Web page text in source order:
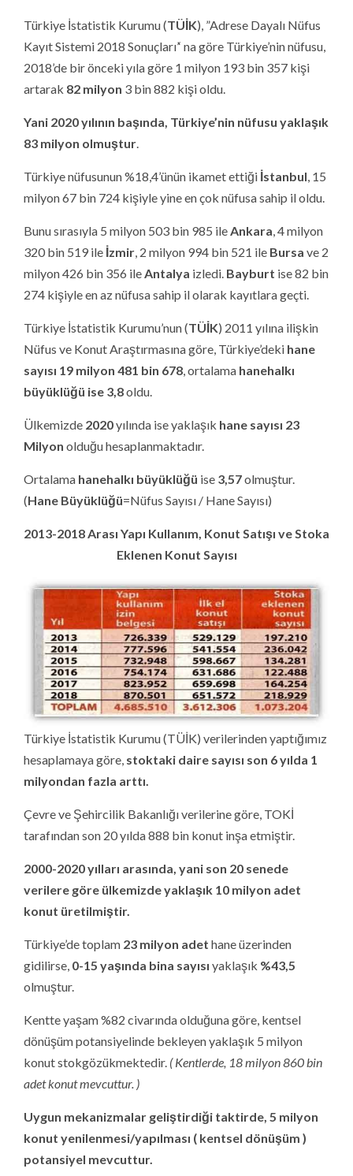
Türkiye İstatistik Kurumu (TÜİK), ”Adrese Dayalı Nüfus
Kayıt Sistemi 2018 Sonuçları’‘ na göre Türkiye’nin nüfusu,
2018’de bir önceki yıla göre 1 milyon 193 bin 357 kişi
artarak 82 milyon 3 bin 882 kişi oldu.
Yani 2020 yılının başında, Türkiye’nin nüfusu yaklaşık
83 milyon olmuştur.
Türkiye nüfusunun %18,4’ünün ikamet ettiği İstanbul, 15
milyon 67 bin 724 kişiyle yine en çok nüfusa sahip il oldu.
Bunu sırasıyla 5 milyon 503 bin 985 ileAnkara, 4 milyon
320 bin 519 ile İzmir, 2 milyon 994 bin 521 ile Bursa ve 2
milyon 426 bin 356 ileAntalya izledi. Bayburt ise 82 bin
274 kişiyle en az nüfusa sahip il olarak kayıtlara geçti.
Türkiye İstatistik Kurumu’nun (TÜİK) 2011 yılına ilişkin
Nüfus ve Konut Araştırmasına göre, Türkiye’deki hane
sayısı 19 milyon 481 bin 678, ortalama hanehalkı
büyüklüğü ise 3,8oldu.
Ülkemizde 2020yılında ise yaklaşık hane sayısı 23
Milyon olduğu hesaplanmaktadır.
Ortalama hanehalkı büyüklüğü ise 3,57olmuştur.
(Hane Büyüklüğü=Nüfus Sayısı / Hane Sayısı)
2013-2018 Arası Yapı Kullanım, Konut Satışı ve Stoka
Eklenen Konut Sayısı
Türkiye İstatistik Kurumu (TÜİK) verilerinden yaptığımız
hesaplamaya göre, stoktaki daire sayısı son 6 yılda 1
milyondan fazla arttı.
Çevre ve Şehircilik Bakanlığı verilerine göre, TOKİ
tarafından son 20 yılda 888 bin konut inşa etmiştir.
2000-2020 yılları arasında, yani son 20 senede
verilere göre ülkemizde yaklaşık 10 milyon adet
konut üretilmiştir.
Türkiye’de toplam 23 milyon adet hane üzerinden
gidilirse, 0-15 yaşında bina sayısı yaklaşık %43,5
olmuştur.
Kentte yaşam %82 civarında olduğuna göre, kentsel
dönüşüm potansiyelinde bekleyen yaklaşık 5 milyon
konut stokgözükmektedir. ( Kentlerde, 18 milyon 860 bin
adet konut mevcuttur. )
Uygun mekanizmalar geliştirdiği taktirde, 5 milyon
konut yenilenmesi/yapılması ( kentsel dönüşüm )
potansiyel mevcuttur.